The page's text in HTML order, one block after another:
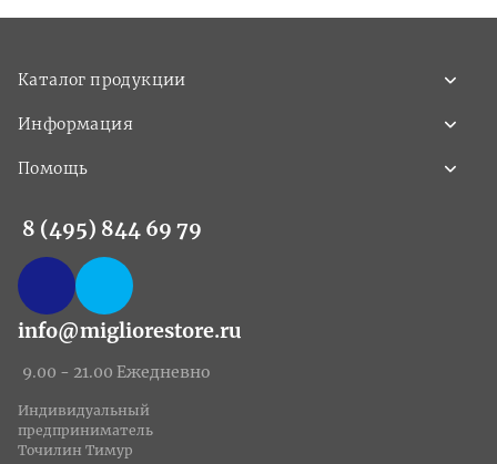
Каталог продукции
Информация
Помощь
8 (495) 844 69 79
info@migliorestore.ru
9.00 - 21.00 Ежедневно
Индивидуальный
предприниматель
Точилин Тимур